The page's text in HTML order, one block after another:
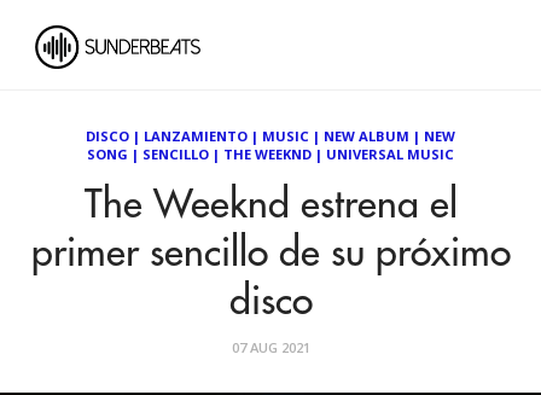
DISCO | LANZAMIENTO | MUSIC | NEW ALBUM | NEW
SONG | SENCILLO | THE WEEKND | UNIVERSAL MUSIC
The Weeknd estrena el
primer sencillo de su próximo
disco
07 AUG 2021